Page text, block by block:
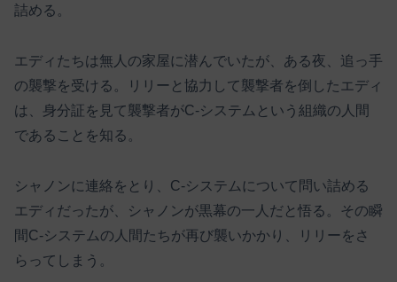
詰める。
エディたちは無人の家屋に潜んでいたが、ある夜、追っ手
の襲撃を受ける。リリーと協力して襲撃者を倒したエディ
は、身分証を見て襲撃者がC-システムという組織の人間
であることを知る。
シャノンに連絡をとり、C-システムについて問い詰める
エディだったが、シャノンが黒幕の一人だと悟る。その瞬
間C-システムの人間たちが再び襲いかかり、リリーをさ
らってしまう。